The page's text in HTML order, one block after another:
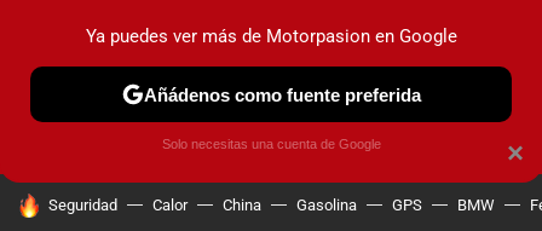
PRUEBAS COCHES ELÉCTRICOS OBSERVATORIO
HOY SE HABLA DE
Seguridad Calor China Gasolina GPS BMW
×
Ya puedes ver más de Motorpasion en Google
Añádenos como fuente preferida
Solo necesitas una cuenta de Google